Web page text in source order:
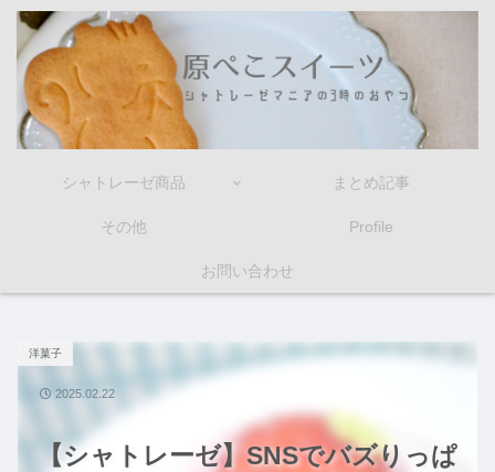
シャトレーゼ商品 まとめ記事
その他 Profile
お問い合わせ
【シャトレーゼ】SNSでバズりっぱ
洋菓子
2025.02.22